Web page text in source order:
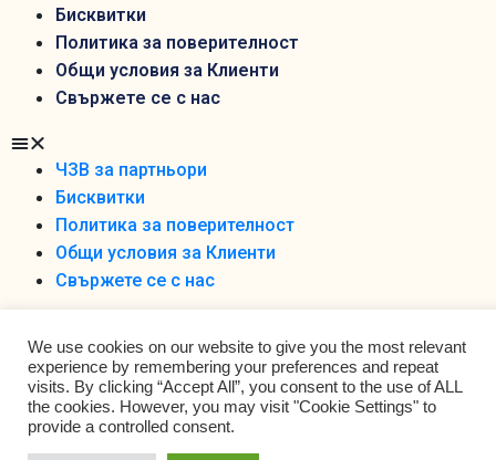
Бисквитки
Политика за поверителност
Общи условия за Клиенти
Свържете се с нас
ЧЗВ за партньори
Бисквитки
Политика за поверителност
Общи условия за Клиенти
Свържете се с нас
Foodobox 2021 Ltd ©
We use cookies on our website to give you the most relevant
experience by remembering your preferences and repeat
visits. By clicking “Accept All”, you consent to the use of ALL
the cookies. However, you may visit "Cookie Settings" to
provide a controlled consent.